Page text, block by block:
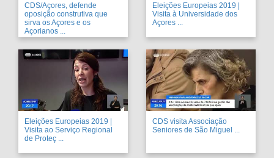
CDS/Açores, defende
oposição construtiva que
sirva os Açores e os
Açorianos ...
Eleições Europeias 2019 |
Visita à Universidade dos
Açores ...
Eleições Europeias 2019 |
Visita ao Serviço Regional
de Proteç ...
CDS visita Associação
Seniores de São Miguel ...